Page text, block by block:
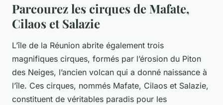
Parcourez les cirques de Mafate,
Cilaos et Salazie
L’île de la Réunion abrite également trois
magnifiques cirques, formés par l’érosion du Piton
des Neiges, l’ancien volcan qui a donné naissance à
l’île. Ces cirques, nommés Mafate, Cilaos et Salazie,
constituent de véritables paradis pour les